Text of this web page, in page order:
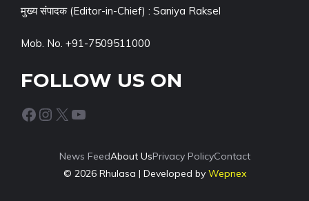
मुख्य संपादक (Editor-in-Chief) : Saniya Raksel
Mob. No. +91-7509511000
FOLLOW US ON
Facebook Instagram X YouTube
News FeedAbout UsPrivacy PolicyContact
© 2026 Rhulasa | Developed by Wepnex